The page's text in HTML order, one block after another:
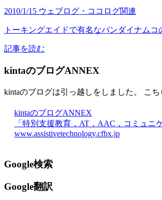
2010/1/15 ウェブログ・ココログ関連
トーキングエイドで有名なバンダイナム
記事を読む
kintaのブログANNEX
kintaのブログは引っ越しをしました。 こち
kintaのブログANNEX
「特別支援教育，AT，AAC，コミュ
www.assistivetechnology.cfbx.jp
Google検索
Google翻訳